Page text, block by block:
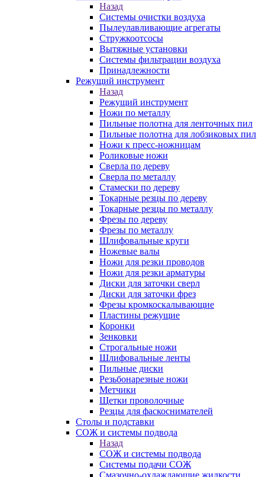
Назад
Системы очистки воздуха
Пылеулавливающие агрегаты
Стружкоотсосы
Вытяжные установки
Системы фильтрации воздуха
Принадлежности
Режущий инструмент
Назад
Режущий инструмент
Ножи по металлу
Пильные полотна для ленточных пил
Пильные полотна для лобзиковых пил
Ножи к пресс-ножницам
Роликовые ножи
Сверла по дереву
Сверла по металлу
Стамески по дереву
Токарные резцы по дереву
Токарные резцы по металлу
Фрезы по дереву
Фрезы по металлу
Шлифовальные круги
Ножевые валы
Ножи для резки проводов
Ножи для резки арматуры
Диски для заточки сверл
Диски для заточки фрез
Фрезы кромкоскалывающие
Пластины режущие
Коронки
Зенковки
Строгальные ножи
Шлифовальные ленты
Пильные диски
Резьбонарезные ножи
Метчики
Щетки проволочные
Резцы для фаскоснимателей
Столы и подставки
СОЖ и системы подвода
Назад
СОЖ и системы подвода
Системы подачи СОЖ
Смазочно-охлаждающие жидкости